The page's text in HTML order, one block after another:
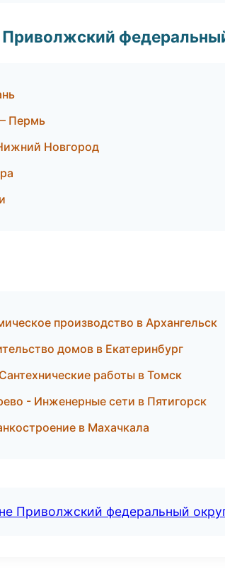
Приволжский
Пермь
Новгород
производство в Архангельск
домов в Екатеринбург
работы в Томск
- Инженерные сети в Пятигорск
в Махачкала
Приволжский федеральный